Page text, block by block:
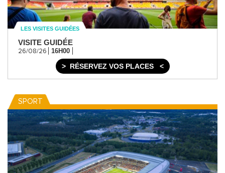
LES VISITES GUIDÉES
VISITE GUIDÉE
26/08/26 16H00
RÉSERVEZ VOS PLACES
SPORT